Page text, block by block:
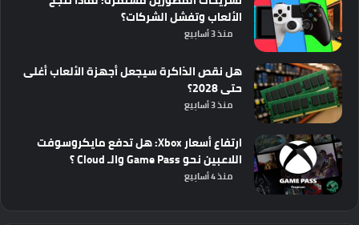
الألعاب وتفشل الشركات؟
منذ 3 أسابيع
هل نقص الذاكرة سيجعل أجهزة الألعاب أغلى
حتى 2028؟
منذ 3 أسابيع
ارتفاع أسعار Xbox: هل تدفع مايكروسوفت
اللاعبين نحو Game Pass والـ Cloud ؟
منذ 4 أسابيع